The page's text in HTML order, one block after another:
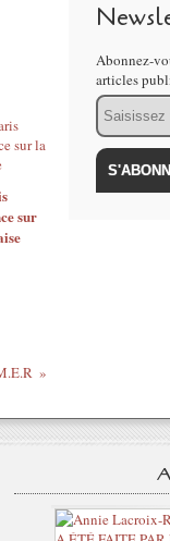
sur
Abonnez-
articles
Email